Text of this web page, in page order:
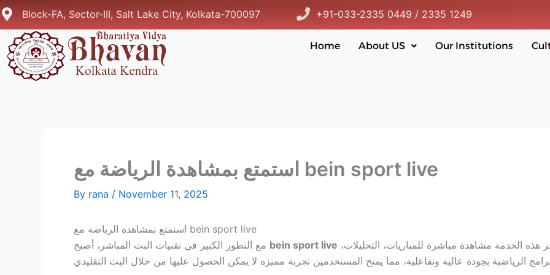
Skip
to
content
Block-FA, Sector-III, Salt Lake City, Kolkata-700097 +91-033-2335 0449 / 2335 1249
Home About US Our Institutions
استمتع بمشاهدة الرياضة مع bein sport live
By rana / November 11, 2025
استمتع بمشاهدة الرياضة مع bein sport live
bein sport live